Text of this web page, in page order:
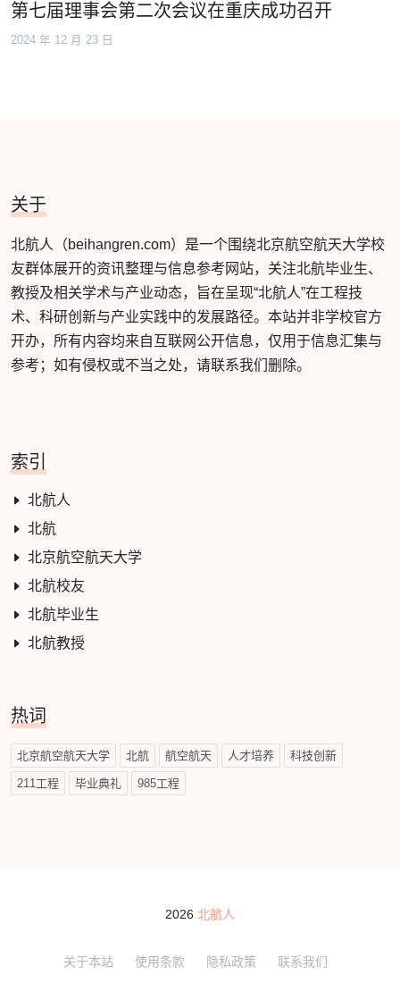
第七届理事会第二次会议在重庆成功召开
2024 年 12 月 23 日
关于
北航人（beihangren.com）是一个围绕北京航空航天大学校
友群体展开的资讯整理与信息参考网站，关注北航毕业生、
教授及相关学术与产业动态，旨在呈现“北航人”在工程技
术、科研创新与产业实践中的发展路径。本站并非学校官方
开办，所有内容均来自互联网公开信息，仅用于信息汇集与
参考；如有侵权或不当之处，请联系我们删除。
索引
北航人
北航
北京航空航天大学
北航校友
北航毕业生
北航教授
热词
北京航空航天大学 北航 航空航天 人才培养 科技创新
211工程 毕业典礼 985工程
2026 北航人
关于本站 使用条款 隐私政策 联系我们